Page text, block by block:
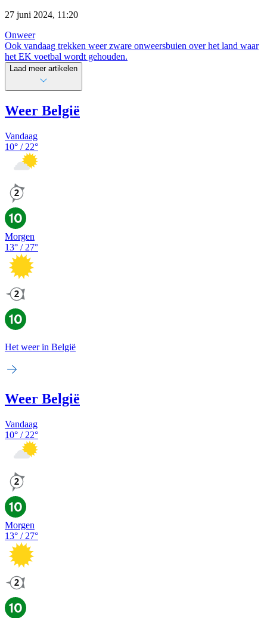
27 juni 2024, 11:20
Onweer
Ook vandaag trekken weer zware onweersbuien over het land waar
het EK voetbal wordt gehouden.
Laad meer artikelen
Weer België
Vandaag
10° / 22°
Morgen
13° / 27°
Het weer in België
Weer België
Vandaag
10° / 22°
Morgen
13° / 27°